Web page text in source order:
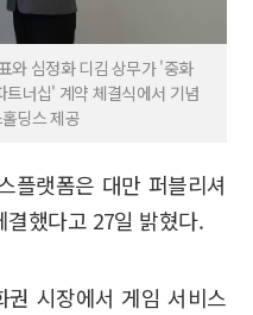
와 심정화 디김 상무가 '중화
너십' 계약 체결식에서 기념
딩스 제공
플랫폼은 대만 퍼블리셔
했다고 27일 밝혔다.
시장에서 게임 서비스